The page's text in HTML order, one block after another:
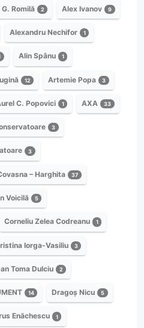
Romilă 2 Alex Ivanov 9
Alexandru Nechifor 1
Alin Spânu 1
12 Artemie Popa 3
C. Popovici 1 AXA 33
3
3
– Harghita 37
Voicilă 5
Corneliu Zelea Codreanu 1
Iorga-Vasiliu 3
Toma Dulciu 2
14 Dragoș Nicu 5
Enăchescu 1